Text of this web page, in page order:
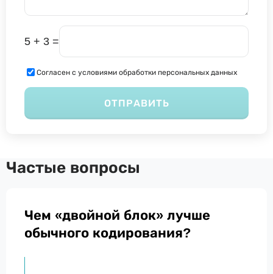
5 + 3 =
Согласен с условиями обработки персональных данных
ОТПРАВИТЬ
Частые вопросы
Чем «двойной блок» лучше
обычного кодирования?